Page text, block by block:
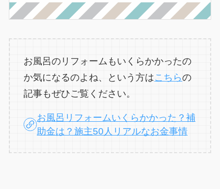
お風呂のリフォームもいくらかかったの
か気になるのよね、という方はこちらの
記事もぜひご覧ください。
お風呂リフォームいくらかかった？補
助金は？施主50人リアルなお金事情